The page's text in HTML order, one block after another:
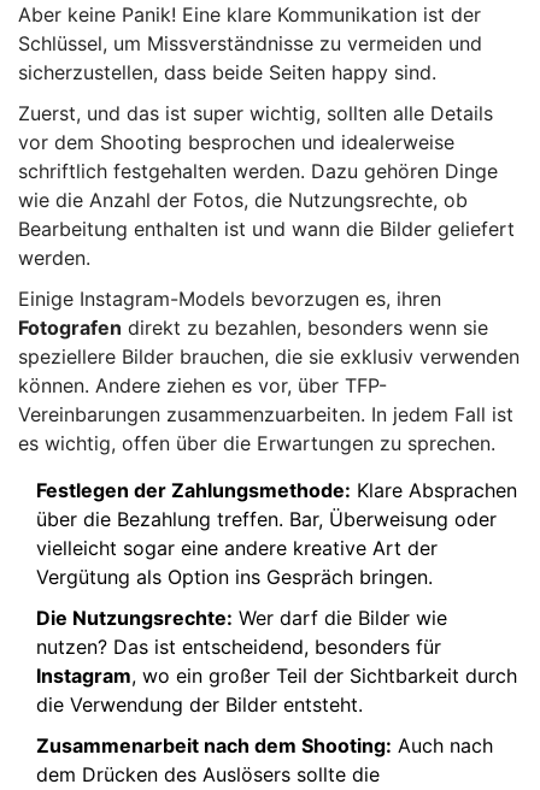
Aber keine Panik! Eine klare Kommunikation ist der
Schlüssel, um Missverständnisse zu vermeiden und
sicherzustellen, dass beide Seiten happy sind.
Zuerst, und das ist super wichtig, sollten alle Details
vor dem Shooting besprochen und idealerweise
schriftlich festgehalten werden. Dazu gehören Dinge
wie die Anzahl der Fotos, die Nutzungsrechte, ob
Bearbeitung enthalten ist und wann die Bilder geliefert
werden.
Einige Instagram-Models bevorzugen es, ihren
Fotografen direkt zu bezahlen, besonders wenn sie
speziellere Bilder brauchen, die sie exklusiv verwenden
können. Andere ziehen es vor, über TFP-
Vereinbarungen zusammenzuarbeiten. In jedem Fall ist
es wichtig, offen über die Erwartungen zu sprechen.
Festlegen der Zahlungsmethode: Klare Absprachen
über die Bezahlung treffen. Bar, Überweisung oder
vielleicht sogar eine andere kreative Art der
Vergütung als Option ins Gespräch bringen.
Die Nutzungsrechte: Wer darf die Bilder wie
nutzen? Das ist entscheidend, besonders für
Instagram, wo ein großer Teil der Sichtbarkeit durch
die Verwendung der Bilder entsteht.
Zusammenarbeit nach dem Shooting: Auch nach
dem Drücken des Auslösers sollte die